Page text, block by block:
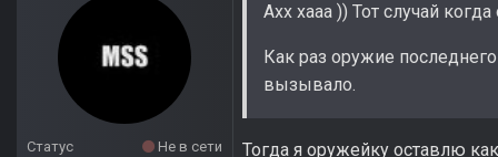
Статус
Не в сети
Ахх хааа )) Тот случай
Как раз оружие
вызывало.
Тогда я оружейку оставлю